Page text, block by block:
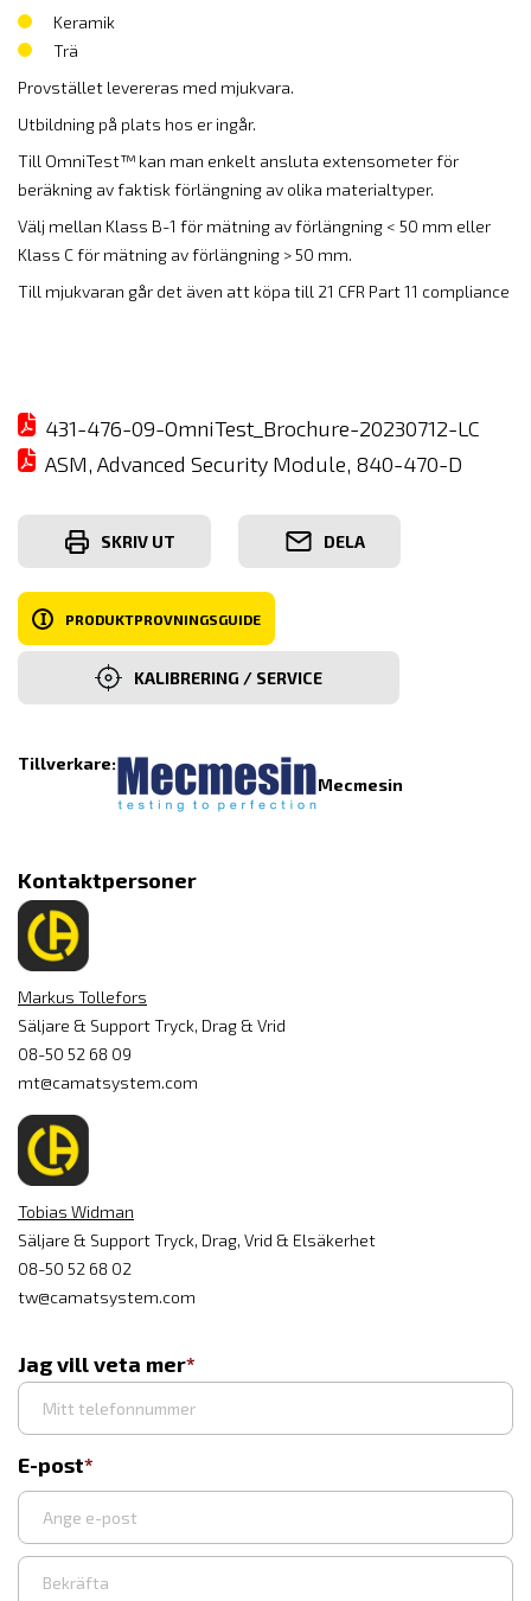
Keramik
Trä
Provstället levereras med mjukvara.
Utbildning på plats hos er ingår.
Till OmniTest™ kan man enkelt ansluta extensometer för
beräkning av faktisk förlängning av olika materialtyper.
Välj mellan Klass B-1 för mätning av förlängning < 50 mm eller
Klass C för mätning av förlängning > 50 mm.
Till mjukvaran går det även att köpa till 21 CFR Part 11 compliance
431-476-09-OmniTest_Brochure-20230712-LC
ASM, Advanced Security Module, 840-470-D
SKRIV UT DELA
I PRODUKTPROVNINGSGUIDE
KALIBRERING / SERVICE
Tillverkare:
Mecmesin
Kontaktpersoner
Markus Tollefors
Säljare & Support Tryck, Drag & Vrid
08-50 52 68 09
mt@camatsystem.com
Tobias Widman
Säljare & Support Tryck, Drag, Vrid & Elsäkerhet
08-50 52 68 02
tw@camatsystem.com
Jag vill veta mer
E-post
Ange